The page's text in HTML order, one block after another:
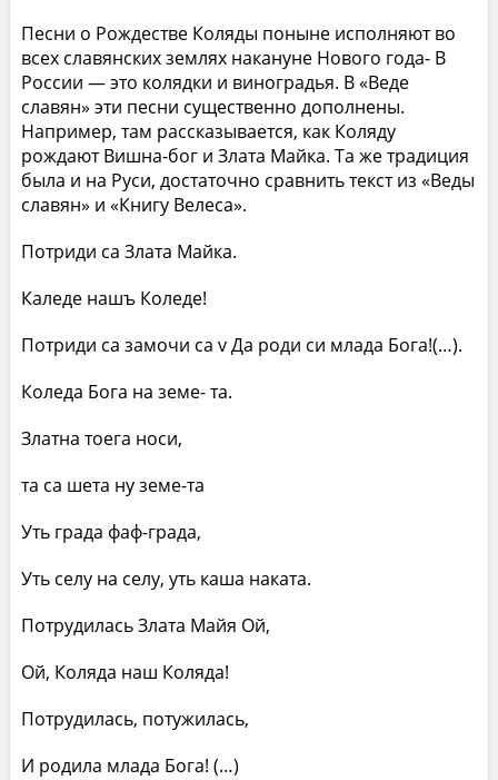
Песни о Рождестве Коляды поныне исполняют во
всех славянских землях накануне Нового года- В
России — это колядки и виноградья. В «Веде
славян» эти песни существенно дополнены.
Например, там рассказывается, как Коляду
рождают Вишна-бог и Злата Майка. Та же традиция
была и на Руси, достаточно сравнить текст из «Веды
славян» и «Книгу Велеса».
Потриди са Злата Майка.
Каледе нашъ Коледе!
Потриди са замочи са v Да роди си млада Бога!(…).
Коледа Бога на земе- та.
Златна тоега носи,
та са шета ну земе-та
Уть града фаф-града,
Уть селу на селу, уть каша наката.
Потрудилась Злата Майя Ой,
Ой, Коляда наш Коляда!
Потрудилась, потужилась,
И родила млада Бога! (…)